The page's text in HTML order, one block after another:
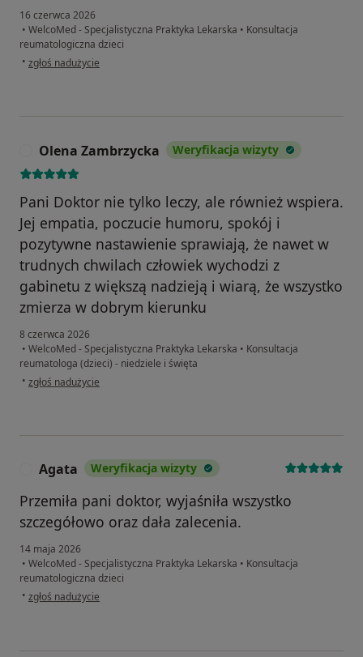
16 czerwca 2026
• WelcoMed - Specjalistyczna Praktyka Lekarska • Konsultacja
reumatologiczna dzieci
• w opinii użytkownika Kasia
zgłoś nadużycie
Olena Zambrzycka Weryfikacja wizyty
Pani Doktor nie tylko leczy, ale również wspiera.
Jej empatia, poczucie humoru, spokój i
pozytywne nastawienie sprawiają, że nawet w
trudnych chwilach człowiek wychodzi z
gabinetu z większą nadzieją i wiarą, że wszystko
zmierza w dobrym kierunku
8 czerwca 2026
• WelcoMed - Specjalistyczna Praktyka Lekarska • Konsultacja
reumatologa (dzieci) - niedziele i święta
• w opinii użytkownika Olena Zambrzycka
zgłoś nadużycie
Agata Weryfikacja wizyty
Przemiła pani doktor, wyjaśniła wszystko
szczegółowo oraz dała zalecenia.
14 maja 2026
• WelcoMed - Specjalistyczna Praktyka Lekarska • Konsultacja
reumatologiczna dzieci
• w opinii użytkownika Agata
zgłoś nadużycie